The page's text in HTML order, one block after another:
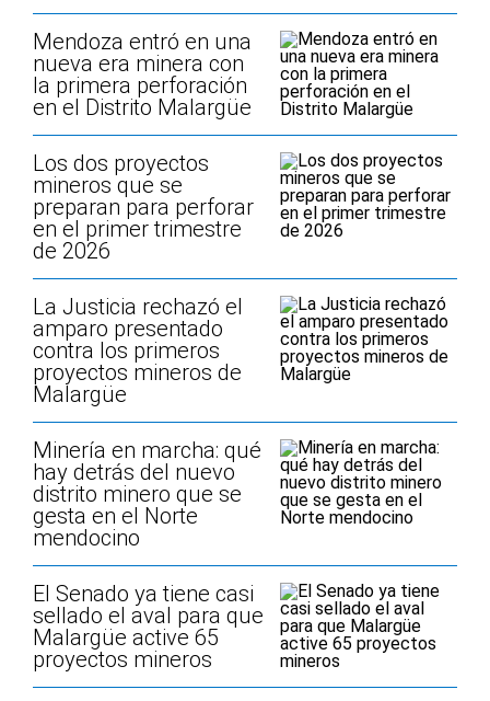
Mendoza entró en una
nueva era minera con
la primera perforación
en el Distrito Malargüe
Los dos proyectos
mineros que se
preparan para perforar
en el primer trimestre
de 2026
La Justicia rechazó el
amparo presentado
contra los primeros
proyectos mineros de
Malargüe
Minería en marcha: qué
hay detrás del nuevo
distrito minero que se
gesta en el Norte
mendocino
El Senado ya tiene casi
sellado el aval para que
Malargüe active 65
proyectos mineros